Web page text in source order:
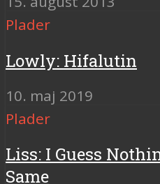
Plader
Lowly: Hifalutin
10. maj 2019
Plader
Liss: I Guess
Same